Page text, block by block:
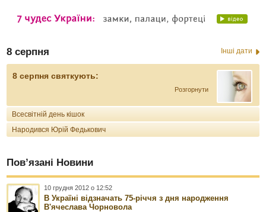
8 серпня Інші дати
8 серпня святкують:
Розгорнути
Всесвітній день кішок
Народився Юрій Федькович
Пов’язані Новини
10 грудня 2012 о 12:52
В Україні відзначать 75-річчя з дня народження
В'ячеслава Чорновола